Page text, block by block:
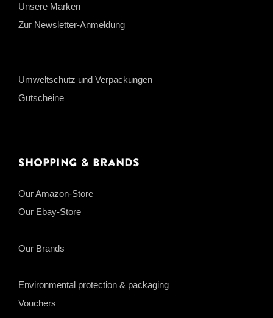
Unsere Marken
Zur Newsletter-Anmeldung
Umweltschutz und Verpackungen
Gutscheine
Shopping & Brands
Our Amazon-Store
Our Ebay-Store
Our Brands
Environmental protection & packaging
Vouchers